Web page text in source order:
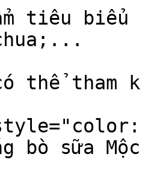
tiêu biểu
thể tham
bò sữa